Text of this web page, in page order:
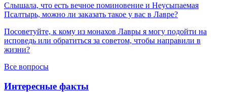
Слышала, что есть вечное поминовение и Неусыпаемая
Псалтырь, можно ли заказать такое у вас в Лавре?
Посоветуйте, к кому из монахов Лавры я могу подойти на
исповедь или обратиться за советом, чтобы направили в
жизни?
Все вопросы
Интересные факты